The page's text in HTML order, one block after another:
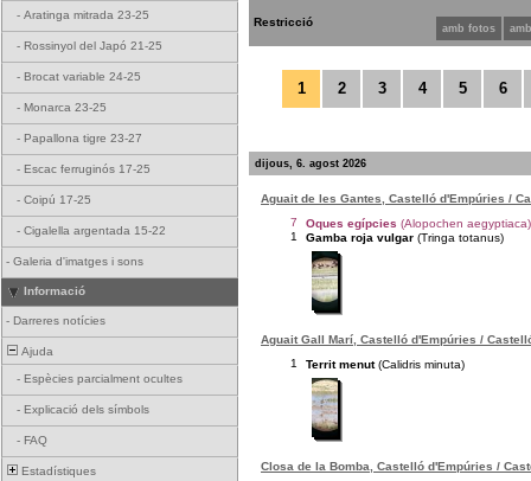
- Aratinga mitrada 23-25
- Rossinyol del Japó 21-25
- Brocat variable 24-25
- Monarca 23-25
- Papallona tigre 23-27
- Escac ferruginós 17-25
- Coipú 17-25
- Cigalella argentada 15-22
- Galeria d'imatges i sons
Informació
- Darreres notícies
Ajuda
- Espècies parcialment ocultes
- Explicació dels símbols
- FAQ
Estadístiques
Restricció amb fotos
1 2 3 4 5 6
dijous, 6. agost 2026
Aguait de les Gantes, Castelló d'Empúries /
7
Oques egípcies (Alopochen aegyptiaca)
1
Gamba roja vulgar (Tringa totanus)
Aguait Gall Marí, Castelló d'Empúries /
1
Territ menut (Calidris minuta)
Closa de la Bomba, Castelló d'Empúries /